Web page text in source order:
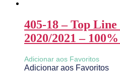
405-18 – Top
2020/2021 –
Adicionar aos Favoritos
Adicionar aos Favoritos